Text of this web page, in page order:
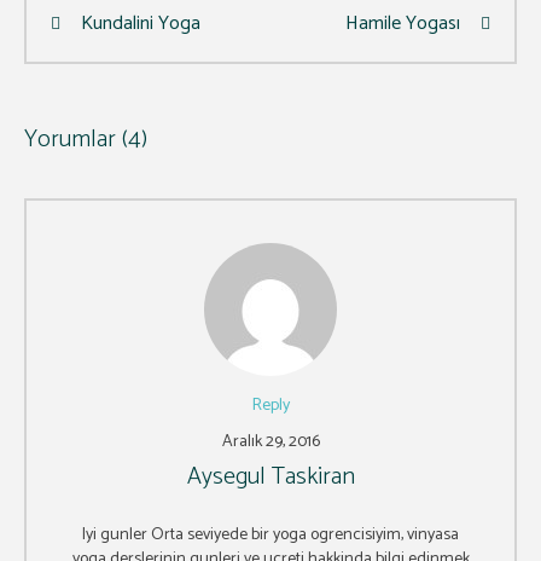
Kundalini Yoga Hamile Yogası
Yorumlar (4)
Reply
Aralık 29, 2016
Aysegul Taskiran
Iyi gunler Orta seviyede bir yoga ogrencisiyim, vinyasa